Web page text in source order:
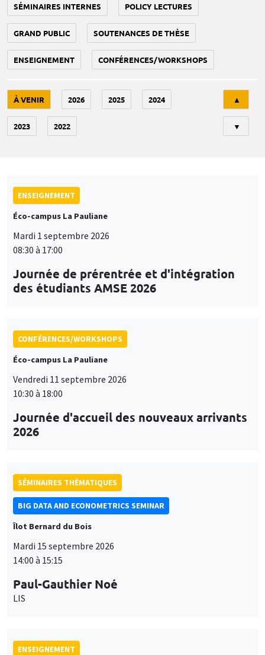
SÉMINAIRES INTERNES POLICY LECTURES
GRAND PUBLIC SOUTENANCES DE THÈSE
ENSEIGNEMENT CONFÉRENCES/WORKSHOPS
À VENIR 2026 2025 2024
2023 2022
▲
▼
ENSEIGNEMENT
Éco-campus La Pauliane
Mardi 1 septembre 2026
08:30 à 17:00
Journée de prérentrée et d'intégration
des étudiants AMSE 2026
CONFÉRENCES/WORKSHOPS
Éco-campus La Pauliane
Vendredi 11 septembre 2026
10:30 à 18:00
Journée d'accueil des nouveaux arrivants
2026
SÉMINAIRES THÉMATIQUES
BIG DATA AND ECONOMETRICS SEMINAR
Îlot Bernard du Bois
Mardi 15 septembre 2026
14:00 à 15:15
Paul-Gauthier Noé
LIS
ENSEIGNEMENT